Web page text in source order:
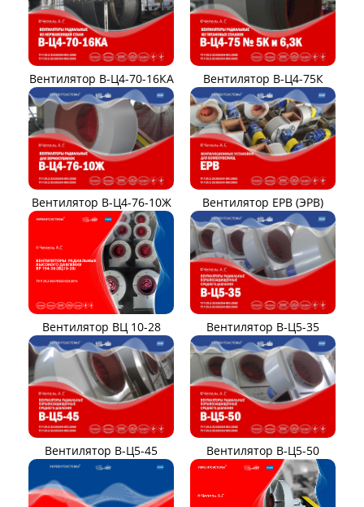
Вентилятор В-Ц4-70-16КА Вентилятор В-Ц4-75К
Вентилятор В-Ц4-76-10Ж Вентилятор ЕРВ (ЭРВ)
Вентилятор ВЦ 10-28 Вентилятор В-Ц5-35
Вентилятор В-Ц5-45 Вентилятор В-Ц5-50